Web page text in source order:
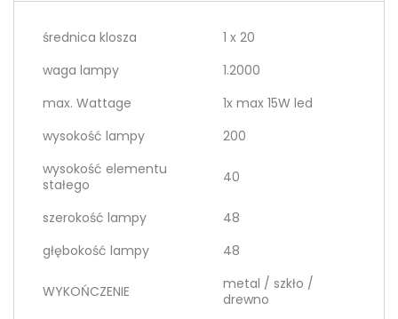
średnica klosza
1 x 20
waga lampy
1.2000
max. Wattage
1x max 15W led
wysokość lampy
200
wysokość elementu
stałego
40
szerokość lampy
48
głębokość lampy
48
WYKOŃCZENIE
metal / szkło /
drewno